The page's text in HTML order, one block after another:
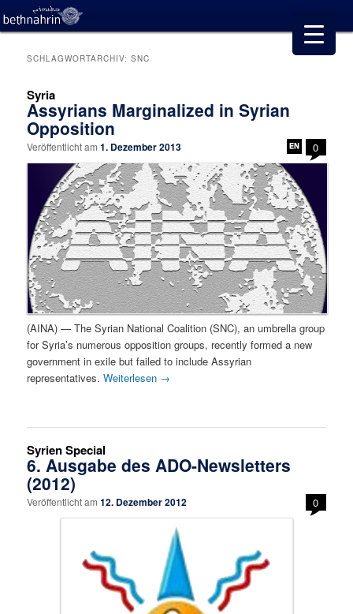
SCHLAGWORTARCHIV:SNC
Syria
Assyrians Marginalized in Syrian
Opposition
Veröffentlicht am1. Dezember 2013 0
(AINA) — The Syrian National Coalition (SNC), an umbrella group
for Syria’s numerous opposition groups, recently formed a new
government in exile but failed to include Assyrian
representatives.Weiterlesen →
Syrien Special
6. Ausgabe des ADO-Newsletters
(2012)
Veröffentlicht am12. Dezember 2012 0